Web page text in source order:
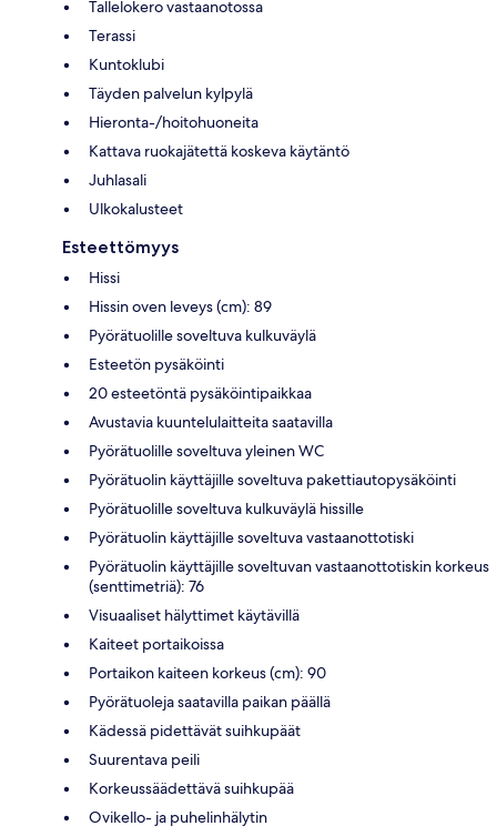
Tallelokero vastaanotossa
Terassi
Kuntoklubi
Täyden palvelun kylpylä
Hieronta-/hoitohuoneita
Kattava ruokajätettä koskeva käytäntö
Juhlasali
Ulkokalusteet
Esteettömyys
Hissi
Hissin oven leveys (cm): 89
Pyörätuolille soveltuva kulkuväylä
Esteetön pysäköinti
20 esteetöntä pysäköintipaikkaa
Avustavia kuuntelulaitteita saatavilla
Pyörätuolille soveltuva yleinen WC
Pyörätuolin käyttäjille soveltuva pakettiautopysäköinti
Pyörätuolille soveltuva kulkuväylä hissille
Pyörätuolin käyttäjille soveltuva vastaanottotiski
Pyörätuolin käyttäjille soveltuvan vastaanottotiskin korkeus
(senttimetriä): 76
Visuaaliset hälyttimet käytävillä
Kaiteet portaikoissa
Portaikon kaiteen korkeus (cm): 90
Pyörätuoleja saatavilla paikan päällä
Kädessä pidettävät suihkupäät
Suurentava peili
Korkeussäädettävä suihkupää
Ovikello- ja puhelinhälytin